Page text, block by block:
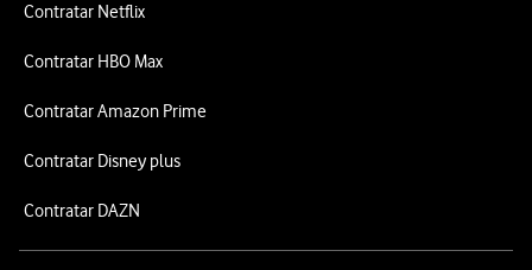
Contratar Netflix
Contratar HBO Max
Contratar Amazon Prime
Contratar Disney plus
Contratar DAZN